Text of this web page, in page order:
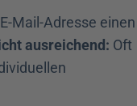
Mail-Adresse einen
ausreichend: Oft